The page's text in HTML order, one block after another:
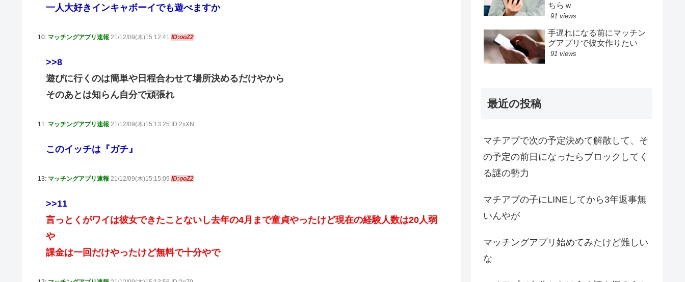
一人大好きインキャボーイでも遊べますか
10: マッチングアプリ速報 21/12/09(木)15:12:41 ID:ooZ2
>>8
遊びに行くのは簡単や日程合わせて場所決めるだけやから
そのあとは知らん自分で頑張れ
11: マッチングアプリ速報 21/12/09(木)15:13:25 ID:2xXN
このイッチは『ガチ』
13: マッチングアプリ速報 21/12/09(木)15:15:09 ID:ooZ2
>>11
言っとくがワイは彼女できたことないし去年の4月まで童貞やったけど現在の経験人数は20人弱
や
課金は一回だけやったけど無料で十分やで
ちらｗ
91 views
手遅れになる前にマッチン
グアプリで彼女作りたい
91 views
最近の投稿
マチアプで次の予定決めて解散して、そ
の予定の前日になったらブロックしてく
る謎の勢力
マチアプの子にLINEしてから3年返事無
いんやが
マッチングアプリ始めてみたけど難しい
な